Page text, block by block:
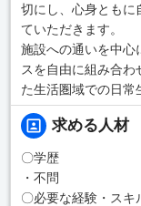
切にし、心身ともに
ていただきます。
施設への通いを中心
スを自由に組み合
た生活圏域での日常
求める人材
〇学歴
・不問
〇必要な経験・スキ